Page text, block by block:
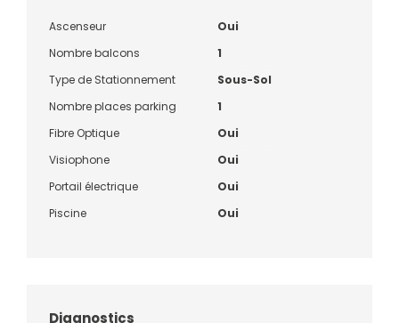
Ascenseur
Oui
Nombre balcons
1
Type de Stationnement
Sous-Sol
Nombre places parking
1
Fibre Optique
Oui
Visiophone
Oui
Portail électrique
Oui
Piscine
Oui
Diagnostics